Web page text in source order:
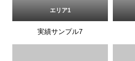
エリア1
実績サンプル7